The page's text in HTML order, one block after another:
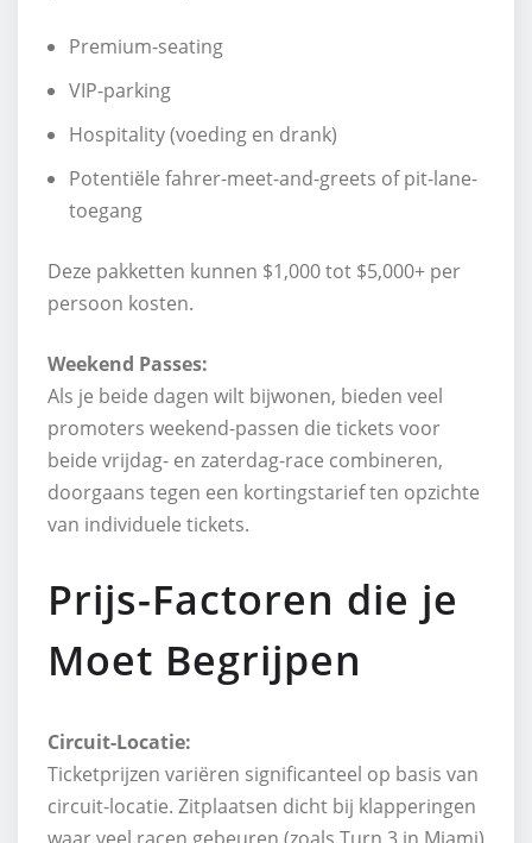
Premium-seating
VIP-parking
Hospitality (voeding en drank)
Potentiële fahrer-meet-and-greets of pit-lane-
toegang
Deze pakketten kunnen $1,000 tot $5,000+ per
persoon kosten.
Weekend Passes:
Als je beide dagen wilt bijwonen, bieden veel
promoters weekend-passen die tickets voor
beide vrijdag- en zaterdag-race combineren,
doorgaans tegen een kortingstarief ten opzichte
van individuele tickets.
Prijs-Factoren die je
Moet Begrijpen
Circuit-Locatie:
Ticketprijzen variëren significanteel op basis van
circuit-locatie. Zitplaatsen dicht bij klapperingen